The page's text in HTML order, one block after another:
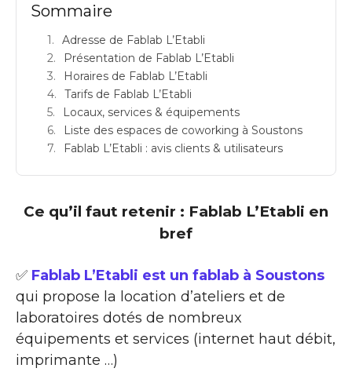
Sommaire
Adresse de Fablab L’Etabli
Présentation de Fablab L’Etabli
Horaires de Fablab L’Etabli
Tarifs de Fablab L’Etabli
Locaux, services & équipements
Liste des espaces de coworking à Soustons
Fablab L’Etabli : avis clients & utilisateurs
Ce qu’il faut retenir : Fablab L’Etabli en
bref
✅ Fablab L’Etabli est un fablab à Soustons
qui propose la location d’ateliers et de
laboratoires dotés de nombreux
équipements et services (internet haut débit,
imprimante …)